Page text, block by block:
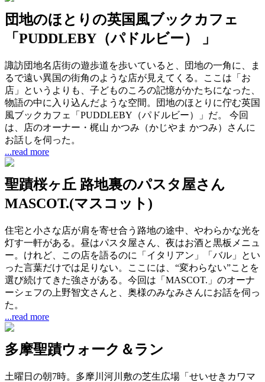
団地のほとりの英国風ブックカフェ
「PUDDLEBY（パドルビー） 」
諏訪団地名店街の遊歩道を歩いていると、団地の一角に、ま
るで遠い異国の街角のような店が見えてくる。ここは「お
店」というよりも、子どものころの記憶がかたちになった、
物語の中に入り込んだような空間。団地のほとりに佇む英国
風ブックカフェ「PUDDLEBY（パドルビー）」だ。 今回
は、店のオーナー・梶山 かつみ（かじやま かつみ）さんに
お話しを伺った。
...read more
聖蹟桜ヶ丘 路地裏のパスタ屋さん
MASCOT.(マスコット)
住宅と小さな店が肩を寄せ合う路地の途中、やわらかな光を
灯す一軒がある。昼はパスタ屋さん、夜はお酒と黒板メニュ
ー。けれど、この店を語るのに「イタリアン」「バル」とい
った言葉だけでは足りない。ここには、“変わらない”ことを
選び続けてきた強さがある。今回は「MASCOT.」のオーナ
ーシェフの上野智文さんと、奥様のみなみさんにお話を伺っ
た。
...read more
多摩聖蹟ウォーク＆ラン
土曜日の朝7時。多摩川河川敷の芝生広場「せいせきカワマ